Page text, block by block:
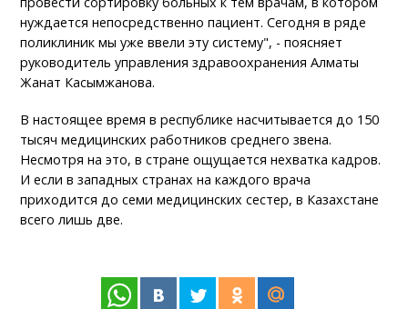
нуждается непосредственно пациент. Сегодня в ряде
поликлиник мы уже ввели эту систему", - поясняет
руководитель управления здравоохранения Алматы
Жанат Касымжанова.
В настоящее время в республике насчитывается до 150
тысяч медицинских работников среднего звена.
Несмотря на это, в стране ощущается нехватка кадров.
И если в западных странах на каждого врача
приходится до семи медицинских сестер, в Казахстане
всего лишь две.